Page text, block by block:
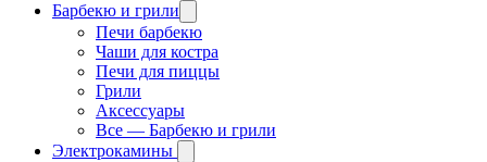
Барбекю и грили
Печи барбекю
Чаши для костра
Печи для пиццы
Грили
Аксессуары
Все — Барбекю и грили
Электрокамины